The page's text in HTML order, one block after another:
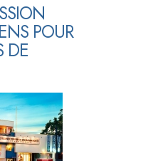
POUR
DE